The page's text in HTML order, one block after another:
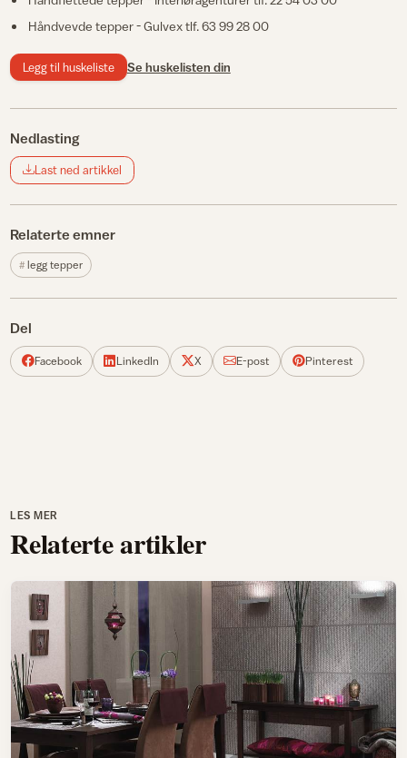
Håndvevde tepper - Gulvex tlf. 63 99 28 00
Legg til huskeliste Se huskelisten din
Nedlasting
Last ned artikkel
Relaterte emner
legg tepper
Del
Facebook LinkedIn X E-post Pinterest
LES MER
Relaterte artikler